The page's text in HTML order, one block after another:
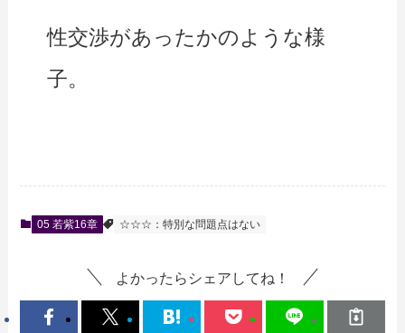
性交渉があったかのような様
子。
05 若紫16章 ☆☆☆：特別な問題点はない
よかったらシェアしてね！